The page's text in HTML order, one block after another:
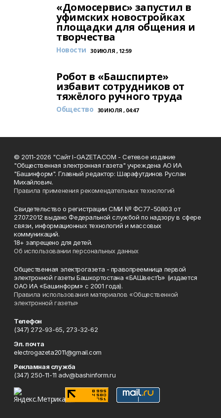
«Домосервис» запустил в
уфимских новостройках
площадки для общения и
творчества
Новости 30 ИЮЛЯ , 12:59
Робот в «Башспирте»
избавит сотрудников от
тяжёлого ручного труда
Общество 30 ИЮЛЯ , 04:47
© 2011-2026 "Сайт I-GAZETA.COM - Сетевое издание
"Общественная электронная газета" учреждена АО ИА
"Башинформ". Главный редактор: Шарафутдинов Руслан
Михайлович.
Правила применения рекомендательных технологий
Свидетельство о регистрации СМИ № ФС77-50803 от
27.07.2012 выдано Федеральной службой по надзору в сфере
связи, информационных технологий и массовых
коммуникаций.
18+ запрещено для детей.
Об использовании персональных данных
Общественная электрогазета - правопреемница первой
электронной газеты Башкортостана «БАШвестЪ» (издается
ОАО ИА «Башинформ» с 2001 года).
Правила использования материалов «Общественной
электронной газеты»
Телефон
(347) 272-93-65, 273-32-62
Эл. почта
electrogazeta2011@gmail.com
Рекламная служба
(347) 250-11-11 adv@bashinform.ru